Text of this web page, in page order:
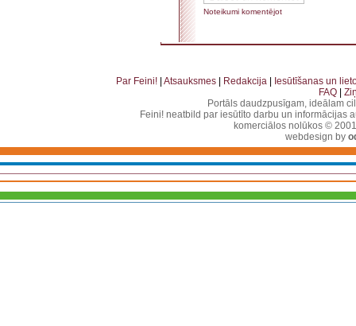
Noteikumi komentējot
Par Feini! Atsauksmes Redakcija
Iesūtīšanas un
FAQ
Portāls daudzpusīgam, ideālam
Feini! neatbild par iesūtīto darbu un informācijas
komerciālos nolūkos ©
webdesign by